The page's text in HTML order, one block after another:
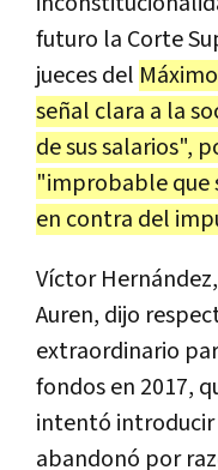
futuro la Corte
jueces del
señal clara a la
de sus salarios",
"improbable que
en contra del
Víctor
Auren, dijo
extraordinario
fondos en 2017,
intentó introducir
abandonó por